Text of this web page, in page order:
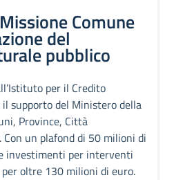
Comune
del
pubblico
per il Credito
supporto del Ministero della
Province, Città
un plafond di 50 milioni di
investimenti per interventi
oltre 130 milioni di euro.